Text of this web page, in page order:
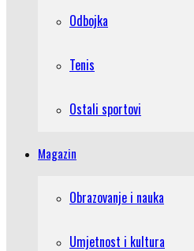
Odbojka
Tenis
Ostali sportovi
Magazin
Obrazovanje i nauka
Umjetnost i kultura